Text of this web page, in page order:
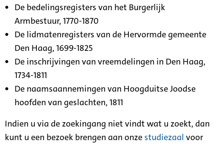
De bedelingsregisters van het Burgerlijk
Armbestuur, 1770-1870
De lidmatenregisters van de Hervormde gemeente
Den Haag, 1699-1825
De inschrijvingen van vreemdelingen in Den Haag,
1734-1811
De naamsaannemingen van Hoogduitse Joodse
hoofden van geslachten, 1811
Indien u via de zoekingang niet vindt wat u zoekt, dan
kunt u een bezoek brengen aan onze studiezaal voor